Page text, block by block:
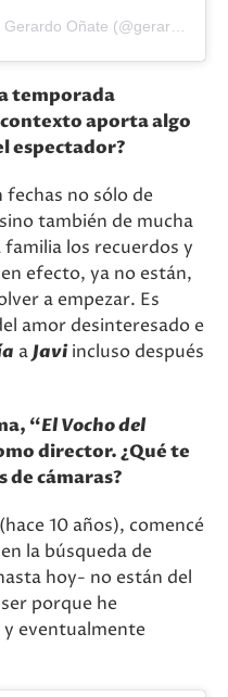
temporada
contexto aporta algo
espectador?
no sólo de
también de mucha
los recuerdos y
efecto, ya no están,
a empezar. Es
amor desinteresado e
aJaviincluso después
“El Vocho del
director. ¿Qué te
de cámaras?
10 años), comencé
la búsqueda de
hoy- no están del
porque he
eventualmente